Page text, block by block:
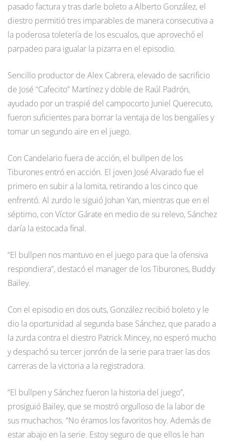
pasado factura y tras darle boleto a Alberto González, el
diestro permitió tres imparables de manera consecutiva a
la poderosa toletería de los escualos, que aprovechó el
parpadeo para igualar la pizarra en el episodio.
Sencillo productor de Alex Cabrera, elevado de sacrificio
de José “Cafecito” Martínez y doble de Raúl Padrón,
ayudado por un traspié del campocorto Juniel Querecuto,
fueron suficientes para borrar la ventaja de los bengalíes y
tomar un segundo aire en el juego.
Con Candelario fuera de acción, el bullpen de los
Tiburones entró en acción. El joven José Alvarado fue el
primero en subir a la lomita, retirando a los cinco que
enfrentó. Al zurdo le siguió Johan Yan, mientras que en el
séptimo, con Víctor Gárate en medio de su relevo, Sánchez
daría la estocada final.
“El bullpen nos mantuvo en el juego para que la ofensiva
respondiera”, destacó el manager de los Tiburones, Buddy
Bailey.
Con el episodio en dos outs, González recibió boleto y le
dio la oportunidad al segunda base Sánchez, que parado a
la zurda contra el diestro Patrick Mincey, no esperó mucho
y despachó su tercer jonrón de la serie para traer las dos
carreras de la victoria a la registradora.
“El bullpen y Sánchez fueron la historia del juego”,
prosiguió Bailey, que se mostró orgulloso de la labor de
sus muchachos. “No éramos los favoritos hoy. Además de
estar abajo en la serie. Estoy seguro de que ellos le han